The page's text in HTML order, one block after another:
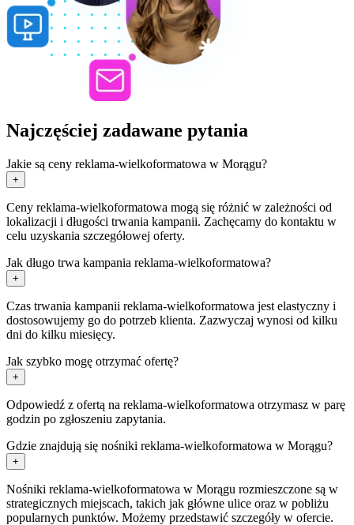
Najczęściej zadawane pytania
Jakie są ceny reklama-wielkoformatowa w Morągu?
+
Ceny reklama-wielkoformatowa mogą się różnić w zależności od
lokalizacji i długości trwania kampanii. Zachęcamy do kontaktu w
celu uzyskania szczegółowej oferty.
Jak długo trwa kampania reklama-wielkoformatowa?
+
Czas trwania kampanii reklama-wielkoformatowa jest elastyczny i
dostosowujemy go do potrzeb klienta. Zazwyczaj wynosi od kilku
dni do kilku miesięcy.
Jak szybko mogę otrzymać ofertę?
+
Odpowiedź z ofertą na reklama-wielkoformatowa otrzymasz w parę
godzin po zgłoszeniu zapytania.
Gdzie znajdują się nośniki reklama-wielkoformatowa w Morągu?
+
Nośniki reklama-wielkoformatowa w Morągu rozmieszczone są w
strategicznych miejscach, takich jak główne ulice oraz w pobliżu
popularnych punktów. Możemy przedstawić szczegóły w ofercie.